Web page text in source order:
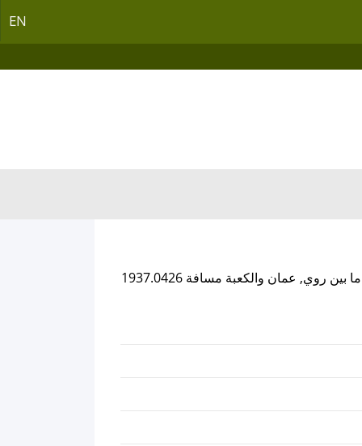
EN
, وتفصل مسافة ما بين روي, عمان والكعبة مسافة 1937.0426